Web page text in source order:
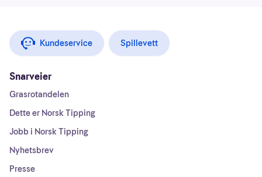
Kundeservice Spillevett
Snarveier
Grasrotandelen
Dette er Norsk Tipping
Jobb i Norsk Tipping
Nyhetsbrev
Presse